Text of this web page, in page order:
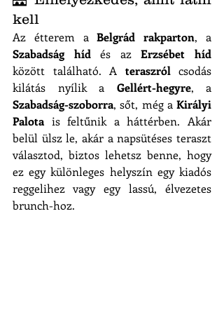
kell
Az étterem a Belgrád rakparton
Szabadság híd és az Erzsébet híd
között található. A teraszról csodás
kilátás nyílik a Gellért-hegyre
Szabadság-szoborra, sőt, még a Királyi
Palota is feltűnik a háttérben. Akár
belül ülsz le, akár a napsütéses teraszt
választod, biztos lehetsz benne, hogy
ez egy különleges helyszín egy kiadós
reggelihez vagy egy lassú, élvezetes
brunch-hoz.